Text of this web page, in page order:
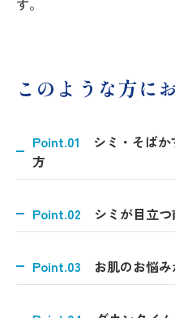
す。
このような方に
Point.01
シミ・そば
方
Point.02 シミが目立
Point.03 お肌のお悩